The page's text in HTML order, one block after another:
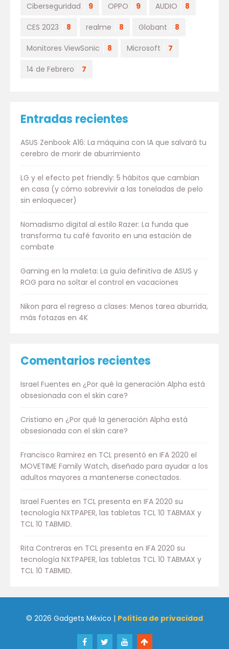
Ciberseguridad 9 OPPO 9 AUDIO 8
CES 2023 8 realme 8 Globant 8
Monitores ViewSonic 8 Microsoft 7
14 de Febrero 7
Entradas recientes
ASUS Zenbook A16: La máquina con IA que salvará tu
cerebro de morir de aburrimiento
LG y el efecto pet friendly: 5 hábitos que cambian
en casa (y cómo sobrevivir a las toneladas de pelo
sin enloquecer)
Nomadismo digital al estilo Razer: La funda que
transforma tu café favorito en una estación de
combate
Gaming en la maleta: La guía definitiva de ASUS y
ROG para no soltar el control en vacaciones
Nikon para el regreso a clases: Menos tarea aburrida,
más fotazas en 4K
Comentarios recientes
Israel Fuentes en ¿Por qué la generación Alpha está
obsesionada con el skin care?
Cristiano en ¿Por qué la generación Alpha está
obsesionada con el skin care?
Francisco Ramirez en TCL presentó en IFA 2020 el
MOVETIME Family Watch, diseñado para ayudar a los
adultos mayores a mantenerse conectados.
Israel Fuentes en TCL presenta en IFA 2020 su
tecnología NXTPAPER, las tabletas TCL 10 TABMAX y
TCL 10 TABMID.
Rita Contreras en TCL presenta en IFA 2020 su
tecnología NXTPAPER, las tabletas TCL 10 TABMAX y
TCL 10 TABMID.
© 2026 Gadgets México | Política de privacidad